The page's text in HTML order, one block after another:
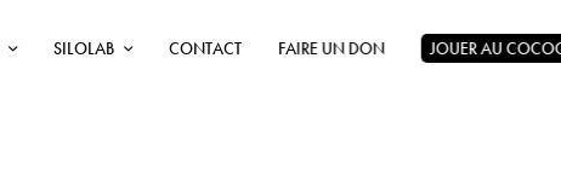
SILOLAB CONTACT FAIRE UN DON JOUER AU